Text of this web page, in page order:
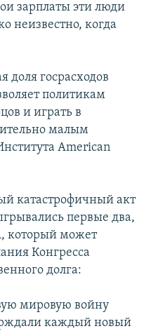
зарплаты эти люди
неизвестно, когда
доля госрасходов
политикам
и играть в
малым
American
катастрофичный акт
первые два,
который может
Конгресса
долга:
мировую войну
каждый новый